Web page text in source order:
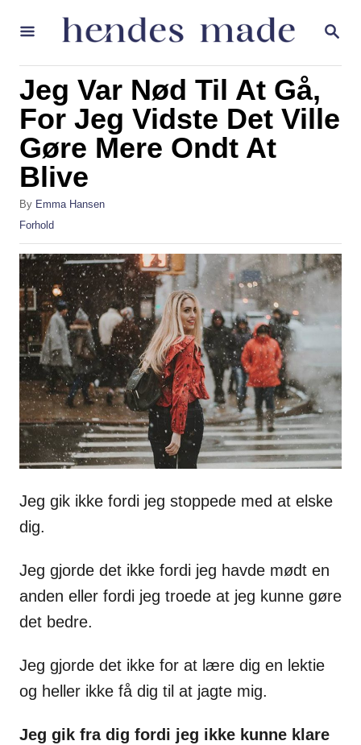
S
A
H
Jeg Var Nød Til At Gå,
For Jeg Vidste Det Ville
Gøre Mere Ondt At
Blive
By A
u
h
r
Emma Hansen
C
a
t
e
g
o
i
e
s
Forhold
Jeg gik ikke fordi jeg stoppede med at elske
dig.
Jeg gjorde det ikke fordi jeg havde mødt en
anden eller fordi jeg troede at jeg kunne gøre
det bedre.
Jeg gjorde det ikke for at lære dig en lektie
og heller ikke få dig til at jagte mig.
Jeg gik fra dig fordi jeg ikke kunne klare